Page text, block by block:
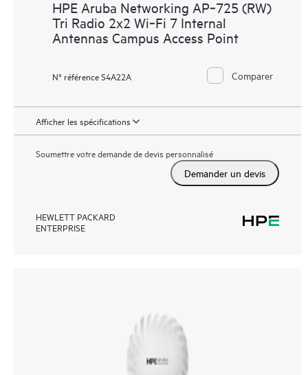
HPE Aruba Networking AP‑725 (RW)
Tri Radio 2x2 Wi‑Fi 7 Internal
Antennas Campus Access Point
N° référence S4A22A Comparer
Afficher les spécifications
Soumettre votre demande de devis personnalisé
Demander un devis
HEWLETT PACKARD
ENTERPRISE